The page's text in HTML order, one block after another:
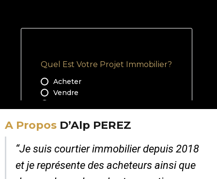
A Propos D’Alp PEREZ
“Je suis courtier immobilier depuis 2018
et je représente des acheteurs ainsi que